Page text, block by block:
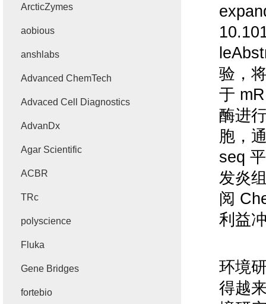
验，
于
酶进
胞，
seq
发炎
阅
利益
环境
得越
ArcticZymes
aobious
anshlabs
Advanced ChemTech
Advaced Cell Diagnostics
AdvanDx
Agar Scientific
ACBR
TRc
polyscience
Fluka
Gene Bridges
fortebio